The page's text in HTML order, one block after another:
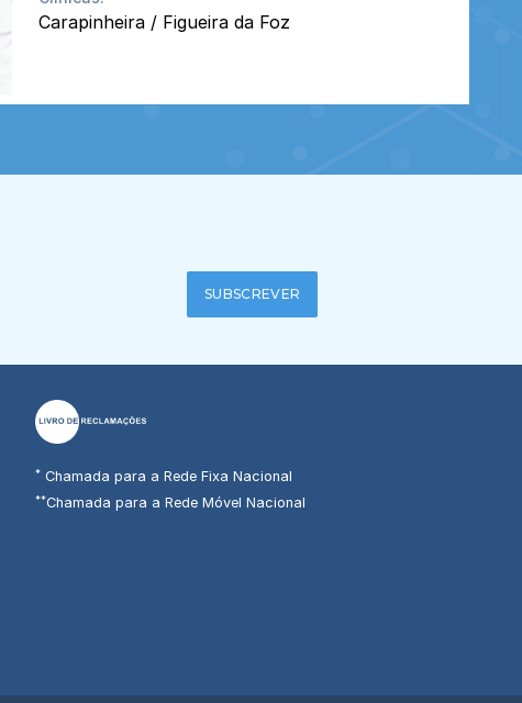
Carapinheira / Figueira da Foz
SUBSCREVER
* Chamada para a Rede Fixa Nacional
**Chamada para a Rede Móvel Nacional